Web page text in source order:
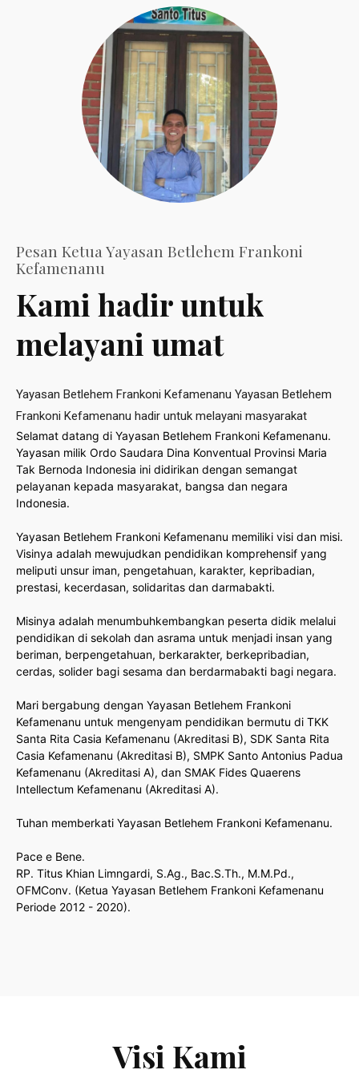
Pesan Ketua Yayasan Betlehem Frankoni
Kefamenanu
Kami hadir untuk
melayani umat
Yayasan Betlehem Frankoni Kefamenanu Yayasan Betlehem
Frankoni Kefamenanu hadir untuk melayani masyarakat
Selamat datang di Yayasan Betlehem Frankoni Kefamenanu.
Yayasan milik Ordo Saudara Dina Konventual Provinsi Maria
Tak Bernoda Indonesia ini didirikan dengan semangat
pelayanan kepada masyarakat, bangsa dan negara
Indonesia.
Yayasan Betlehem Frankoni Kefamenanu memiliki visi dan misi.
Visinya adalah mewujudkan pendidikan komprehensif yang
meliputi unsur iman, pengetahuan, karakter, kepribadian,
prestasi, kecerdasan, solidaritas dan darmabakti.
Misinya adalah menumbuhkembangkan peserta didik melalui
pendidikan di sekolah dan asrama untuk menjadi insan yang
beriman, berpengetahuan, berkarakter, berkepribadian,
cerdas, solider bagi sesama dan berdarmabakti bagi negara.
Mari bergabung dengan Yayasan Betlehem Frankoni
Kefamenanu untuk mengenyam pendidikan bermutu di TKK
Santa Rita Casia Kefamenanu (Akreditasi B), SDK Santa Rita
Casia Kefamenanu (Akreditasi B), SMPK Santo Antonius Padua
Kefamenanu (Akreditasi A), dan SMAK Fides Quaerens
Intellectum Kefamenanu (Akreditasi A).
Tuhan memberkati Yayasan Betlehem Frankoni Kefamenanu.
Pace e Bene.
RP. Titus Khian Limngardi, S.Ag., Bac.S.Th., M.M.Pd.,
OFMConv. (Ketua Yayasan Betlehem Frankoni Kefamenanu
Periode 2012 - 2020).
Visi Kami